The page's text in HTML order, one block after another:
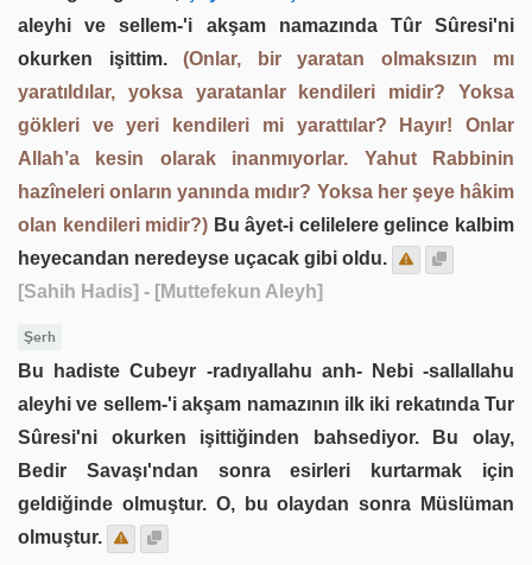
aleyhi ve sellem-'i akşam namazında Tûr Sûresi'ni
okurken işittim. (Onlar, bir yaratan olmaksızın mı
yaratıldılar, yoksa yaratanlar kendileri midir? Yoksa
gökleri ve yeri kendileri mi yarattılar? Hayır! Onlar
Allah’a kesin olarak inanmıyorlar. Yahut Rabbinin
hazîneleri onların yanında mıdır? Yoksa her şeye hâkim
olan kendileri midir?) Bu âyet-i celilelere gelince kalbim
heyecandan neredeyse uçacak gibi oldu.
[Sahih Hadis] - [Muttefekun Aleyh]
Şerh
Bu hadiste Cubeyr -radıyallahu anh- Nebi -sallallahu
aleyhi ve sellem-'i akşam namazının ilk iki rekatında Tur
Sûresi'ni okurken işittiğinden bahsediyor. Bu olay,
Bedir Savaşı'ndan sonra esirleri kurtarmak için
geldiğinde olmuştur. O, bu olaydan sonra Müslüman
olmuştur.